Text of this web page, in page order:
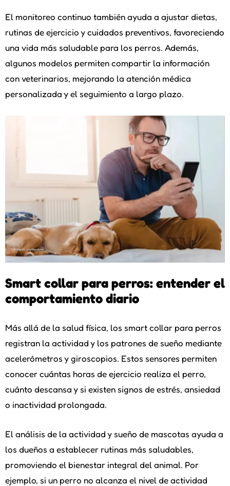
El monitoreo continuo también ayuda a ajustar dietas,
rutinas de ejercicio y cuidados preventivos, favoreciendo
una vida más saludable para los perros. Además,
algunos modelos permiten compartir la información
con veterinarios, mejorando la atención médica
personalizada y el seguimiento a largo plazo.
Smart collar para perros: entender el
comportamiento diario
Más allá de la salud física, los smart collar para perros
registran la actividad y los patrones de sueño mediante
acelerómetros y giroscopios. Estos sensores permiten
conocer cuántas horas de ejercicio realiza el perro,
cuánto descansa y si existen signos de estrés, ansiedad
o inactividad prolongada.
El análisis de la actividad y sueño de mascotas ayuda a
los dueños a establecer rutinas más saludables,
promoviendo el bienestar integral del animal. Por
ejemplo, si un perro no alcanza el nivel de actividad